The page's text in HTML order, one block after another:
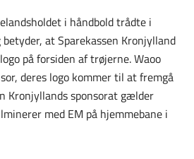
i håndbold trådte i
at Sparekassen Kronjylland
på forsiden af trøjerne. Waoo
deres logo kommer til at fremgå
Kronjyllands sponsorat gælder
med EM på hjemmebane i